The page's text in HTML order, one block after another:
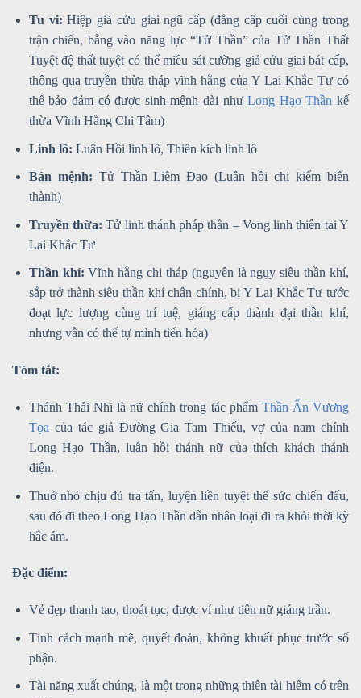
Tu vi: Hiệp giả cửu giai ngũ cấp (đẳng cấp cuối cùng trong
trận chiến, bằng vào năng lực “Tử Thần” của Tử Thần Thất
Tuyệt đệ thất tuyệt có thể miêu sát cường giả cửu giai bát cấp,
thông qua truyền thừa tháp vĩnh hằng của Y Lai Khắc Tư có
thể bảo đảm có được sinh mệnh dài nhưLong Hạo Thần kế
thừa Vĩnh Hằng Chi Tâm)
Linh lô: Luân Hồi linh lô, Thiên kích linh lô
Bản mệnh: Tử Thần Liêm Đao (Luân hồi chi kiếm biến
thành)
Truyền thừa: Tử linh thánh pháp thần – Vong linh thiên tai Y
Lai Khắc Tư
Thần khí: Vĩnh hằng chi tháp (nguyên là ngụy siêu thần khí,
sắp trở thành siêu thần khí chân chính, bị Y Lai Khắc Tư tước
đoạt lực lượng cùng trí tuệ, giáng cấp thành đại thần khí,
nhưng vẫn có thể tự mình tiến hóa)
Tóm tắt:
Thánh Thải Nhi là nữ chính trong tác phẩm Thần Ấn Vương
Tọa của tác giả Đường Gia Tam Thiếu, vợ của nam chính
Long Hạo Thần, luân hồi thánh nữ của thích khách thánh
điện.
Thuở nhỏ chịu đủ tra tấn, luyện liền tuyệt thế sức chiến đấu,
sau đó đi theo Long Hạo Thần dẫn nhân loại đi ra khỏi thời kỳ
hắc ám.
Đặc điểm:
Vẻ đẹp thanh tao, thoát tục, được ví như tiên nữ giáng trần.
Tính cách mạnh mẽ, quyết đoán, không khuất phục trước số
phận.
Tài năng xuất chúng, là một trong những thiên tài hiếm có trên